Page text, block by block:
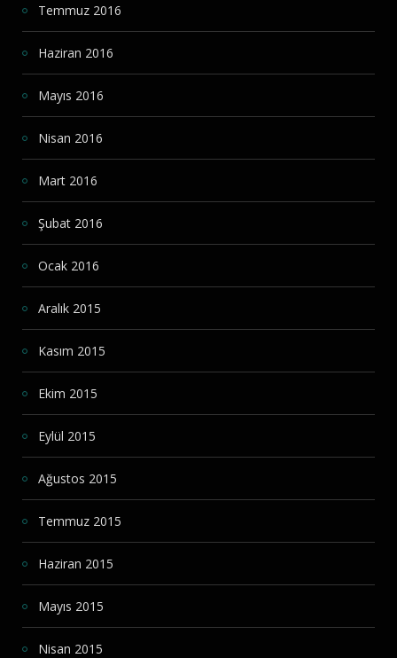
Temmuz 2016
Haziran 2016
Mayıs 2016
Nisan 2016
Mart 2016
Şubat 2016
Ocak 2016
Aralık 2015
Kasım 2015
Ekim 2015
Eylül 2015
Ağustos 2015
Temmuz 2015
Haziran 2015
Mayıs 2015
Nisan 2015